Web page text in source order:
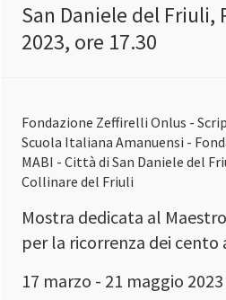
San Daniele del Friuli,
2023, ore 17.30
Fondazione Zeffirelli Onlus -
Scuola Italiana Amanuensi -
MABI - Città di San Daniele del
Collinare del Friuli
Mostra dedicata al
per la ricorrenza dei cento
17 marzo - 21 maggio 2023